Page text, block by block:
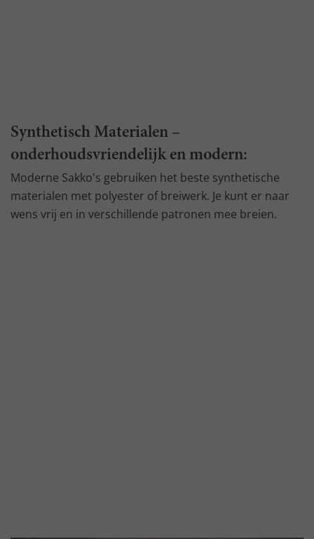
Synthetisch Materialen –
onderhoudsvriendelijk en modern:
Moderne Sakko's gebruiken het beste synthetische
materialen met polyester of breiwerk. Je kunt er naar
wens vrij en in verschillende patronen mee breien.